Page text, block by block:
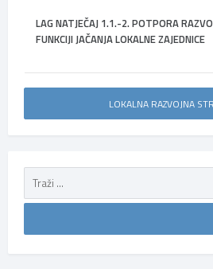
LAG NATJEČAJ 1.1.-2. POTPORA
FUNKCIJI JAČANJA LOKALNE ZAJEDNICE
LOKALNA RAZVOJNA